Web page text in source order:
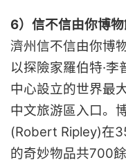
6）信不信由你博
濟州信不信由你博
以探險家羅伯特·
中心設立的世界最
中文旅游區入口。
(Robert Ripley)在
的奇妙物品共700